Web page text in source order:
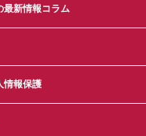
最新情報コラム
情報保護